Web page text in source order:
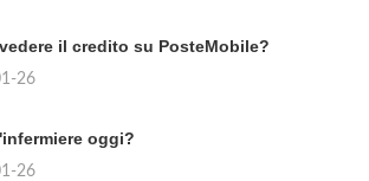
il credito su PosteMobile?
26
oggi?
26